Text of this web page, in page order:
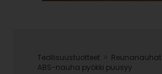
Teollisuustuotteet Reunanauhat
ABS-nauha pyökki puusyy